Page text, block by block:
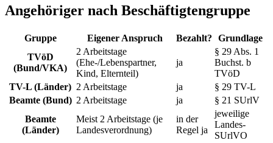
Angehöriger nach Beschäftigtengruppe
Gruppe Eigener Anspruch Bezahlt?
Grundlage
TVöD
(Bund/VKA)
2 Arbeitstage
(Ehe-/Lebenspartner,
Kind, Elternteil)
ja
§ 29 Abs. 1
Buchst. b
TVöD
TV-L (Länder) 2 Arbeitstage ja
§ 29 TV-L
Beamte (Bund) 2 Arbeitstage ja
§ 21 SUrlV
Beamte
(Länder)
Meist 2 Arbeitstage (je
Landesverordnung)
in der
Regel ja
jeweilige
Landes-
SUrlVO